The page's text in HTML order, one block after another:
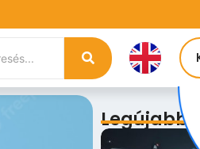
Legújabb